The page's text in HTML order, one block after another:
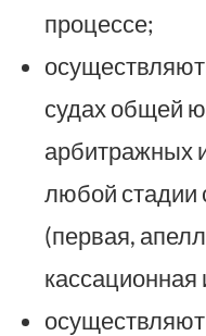
процессе;
судах общей
арбитражных
любой стадии
(первая,
кассационная